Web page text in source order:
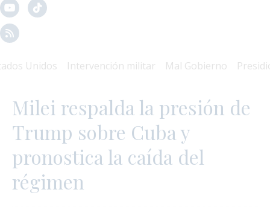
Unidos Intervención militar Mal Gobierno Presidio
Milei respalda la presión de
Trump sobre Cuba y
pronostica la caída del
régimen